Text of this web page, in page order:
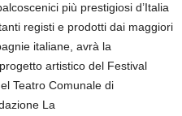
più prestigiosi d’Italia
registi e prodotti dai maggiori
italiane, avrà la
artistico del Festival
Teatro Comunale di
La